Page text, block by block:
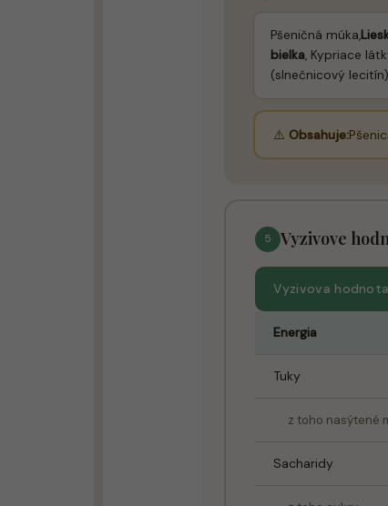
Pšeničná múka,
bielka, Kypriace
(slnečnicový lecitín)
⚠️ Obsahuje:
5 Vyzivove
Vyzivova hodnota
Energia
Tuky
z toho nasýtené
Sacharidy